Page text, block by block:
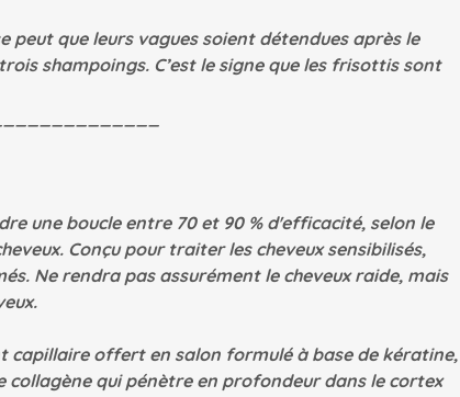
peut que leurs vagues soient détendues après le
shampoings. C’est le signe que les frisottis sont
une boucle entre 70 et 90 % d'efficacité, selon le
Conçu pour traiter les cheveux sensibilisés,
Ne rendra pas assurément le cheveux raide, mais
capillaire offert en salon formulé à base de kératine,
collagène qui pénètre en profondeur dans le cortex